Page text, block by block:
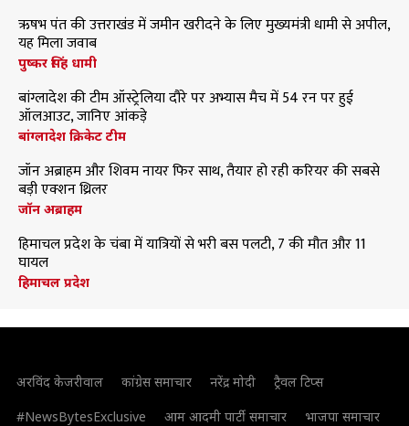
ऋषभ पंत की उत्तराखंड में जमीन खरीदने के लिए मुख्यमंत्री धामी से अपील,
यह मिला जवाब
पुष्कर सिंह धामी
बांग्लादेश की टीम ऑस्ट्रेलिया दौरे पर अभ्यास मैच में 54 रन पर हुई
ऑलआउट, जानिए आंकड़े
बांग्लादेश क्रिकेट टीम
जॉन अब्राहम और शिवम नायर फिर साथ, तैयार हो रही करियर की सबसे
बड़ी एक्शन थ्रिलर
जॉन अब्राहम
हिमाचल प्रदेश के चंबा में यात्रियों से भरी बस पलटी, 7 की मौत और 11
घायल
हिमाचल प्रदेश
अरविंद केजरीवाल कांग्रेस समाचार नरेंद्र मोदी
ट्रैवल टिप्स
#NewsBytesExclusive
आम आदमी पार्टी समाचार
भाजपा समाचार